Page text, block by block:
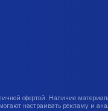
офертой. Наличие
настраивать рекламу и